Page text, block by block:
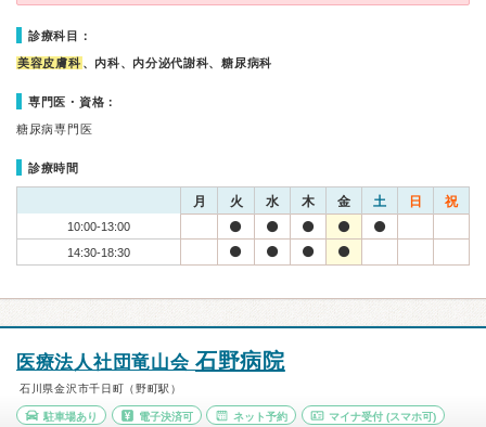
診療科目：
美容皮膚科 、内科、内分泌代謝科、糖尿病科
専門医・資格：
糖尿病専門医
診療時間
月 火 水 木 金 土 日 祝
10:00-13:00
14:30-18:30
医療法人社団竜山会 石野病院
石川県金沢市千日町（野町駅）
駐車場あり 電子決済可 ネット予約 マイナ受付 (スマホ可)